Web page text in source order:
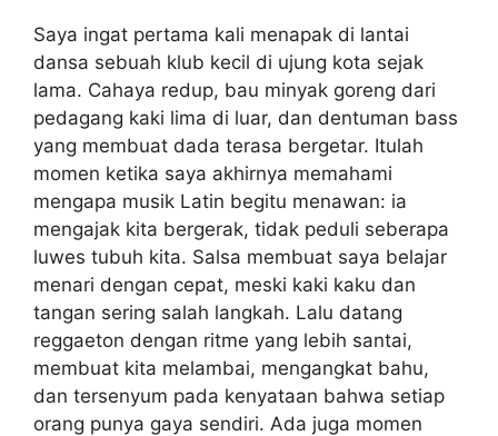
Saya ingat pertama kali menapak di lantai
dansa sebuah klub kecil di ujung kota sejak
lama. Cahaya redup, bau minyak goreng dari
pedagang kaki lima di luar, dan dentuman bass
yang membuat dada terasa bergetar. Itulah
momen ketika saya akhirnya memahami
mengapa musik Latin begitu menawan: ia
mengajak kita bergerak, tidak peduli seberapa
luwes tubuh kita. Salsa membuat saya belajar
menari dengan cepat, meski kaki kaku dan
tangan sering salah langkah. Lalu datang
reggaeton dengan ritme yang lebih santai,
membuat kita melambai, mengangkat bahu,
dan tersenyum pada kenyataan bahwa setiap
orang punya gaya sendiri. Ada juga momen